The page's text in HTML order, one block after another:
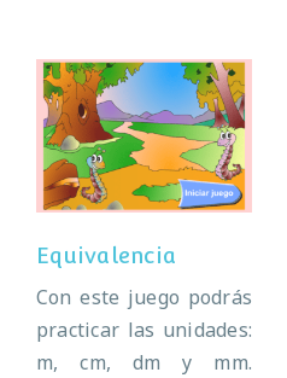
Equivalencia
Equivalencia
Con este juego podrás
practicar las unidades:
m, cm, dm y mm.